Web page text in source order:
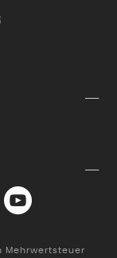
Mehrwertsteuer